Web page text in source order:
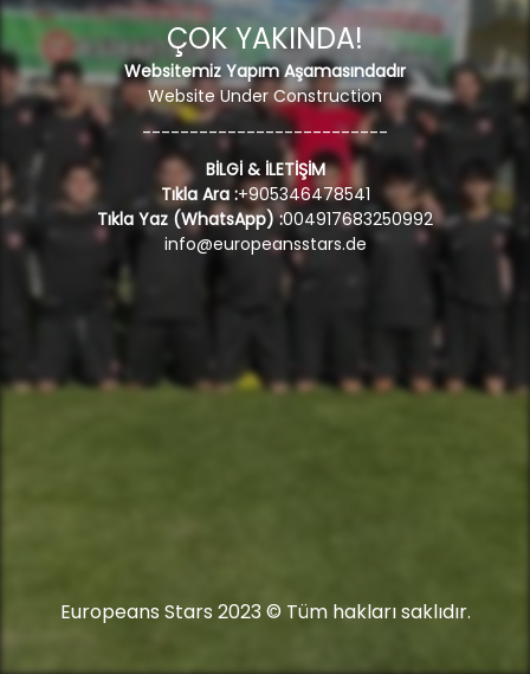
ÇOK YAKINDA!
Websitemiz Yapım Aşamasındadır
Website Under Construction
--------------------------
BİLGİ & İLETİŞİM
Tıkla Ara :+905346478541
Tıkla Yaz (WhatsApp) :004917683250992
info@europeansstars.de
Europeans Stars 2023 © Tüm hakları saklıdır.